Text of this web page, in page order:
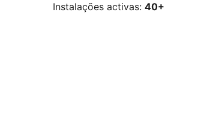
Instalações activas: 40+